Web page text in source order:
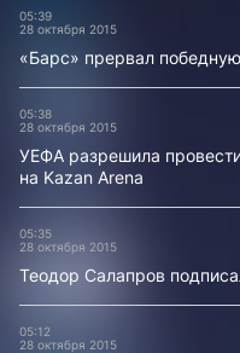
05:39
28 октября 2015
«Барс» прервал
05:38
28 октября 2015
УЕФА разрешила
на Kazan Arena
05:35
28 октября 2015
Теодор Салапров
05:12
28 октября 2015